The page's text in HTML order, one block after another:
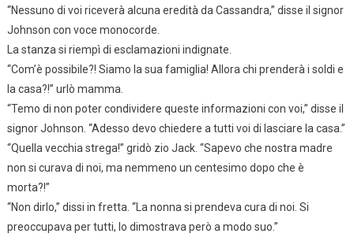
“Nessuno di voi riceverà alcuna eredità da Cassandra,” disse il signor
Johnson con voce monocorde.
La stanza si riempì di esclamazioni indignate.
“Com’è possibile?! Siamo la sua famiglia! Allora chi prenderà i soldi e
la casa?!” urlò mamma.
“Temo di non poter condividere queste informazioni con voi,” disse il
signor Johnson. “Adesso devo chiedere a tutti voi di lasciare la casa.”
“Quella vecchia strega!” gridò zio Jack. “Sapevo che nostra madre
non si curava di noi, ma nemmeno un centesimo dopo che è
morta?!”
“Non dirlo,” dissi in fretta. “La nonna si prendeva cura di noi. Si
preoccupava per tutti, lo dimostrava però a modo suo.”